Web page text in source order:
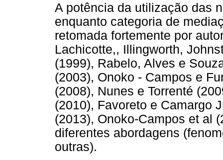
A potência da utilização das
enquanto categoria de
retomada fortemente por
Lachicotte,, Illingworth,
(1999), Rabelo, Alves e
(2003), Onoko - Campos e
(2008), Nunes e Torrenté
(2010), Favoreto e Camargo
(2013), Onoko-Campos et al
diferentes abordagens
outras).